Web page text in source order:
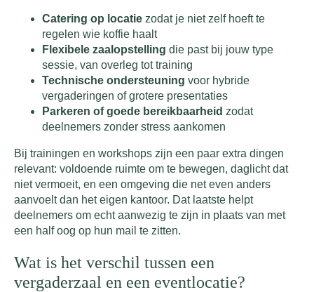
Catering op locatie zodat je niet zelf hoeft te
regelen wie koffie haalt
Flexibele zaalopstelling die past bij jouw type
sessie, van overleg tot training
Technische ondersteuning voor hybride
vergaderingen of grotere presentaties
Parkeren of goede bereikbaarheid zodat
deelnemers zonder stress aankomen
Bij trainingen en workshops zijn een paar extra dingen
relevant: voldoende ruimte om te bewegen, daglicht dat
niet vermoeit, en een omgeving die net even anders
aanvoelt dan het eigen kantoor. Dat laatste helpt
deelnemers om echt aanwezig te zijn in plaats van met
een half oog op hun mail te zitten.
Wat is het verschil tussen een
vergaderzaal en een eventlocatie?